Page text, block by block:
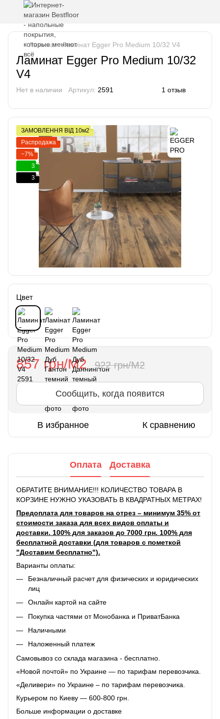
Ламинат Ламинат Egger Pro Medium 10/32 V4
Ламинат Egger Pro Medium 10/32
V4
Нет в наличии Артикул: 2591 1 отзыв
ЗАМОВЛЕННЯ ВІД 10м2
Распродажа
−7%
3
3
Цвет
857 грн/М2 922 грн/М2
Сообщить, когда появится
В избранное К сравнению
Оплата Доставка
ОБРАТИТЕ ВНИМАНИЕ!!! КОЛИЧЕСТВО ТОВАРА В
КОРЗИНЕ НУЖНО УКАЗОВАТЬ В КВАДРАТНЫХ МЕТРАХ!
Предоплата для товаров на отрез – минимум 35% от
стоимости заказа для всех видов оплаты и
доставки. 100% для заказов до 7000 грн. 100% для
бесплатной доставки (для товаров с пометкой
"Доставим бесплатно").
Варианты оплаты:
Безналичный расчет для физических и юридических
лиц
Онлайн картой на сайте
Покупка частями от Монобанка и ПриватБанка
Наличными
Наложенный платеж
Самовывоз со склада магазина - бесплатно.
«Новой почтой» по Украине — по тарифам перевозчика.
«Деливери» по Украине – по тарифам перевозчика.
Курьером по Киеву — 600-800 грн.
Больше информации о доставке